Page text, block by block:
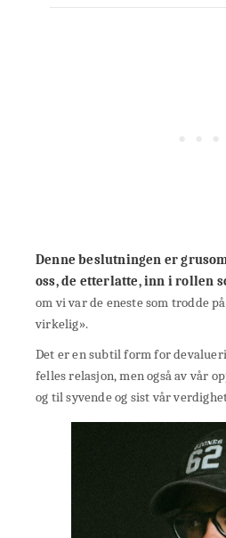
Denne beslutningen er
oss, de etterlatte, inn i rollen
om vi var de eneste som trodde
virkelig».
Det er en subtil form for
felles relasjon, men også av vår
og til syvende og sist vår